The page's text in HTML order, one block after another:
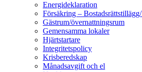
Energideklaration
Försäkring –
Gästrum/övernattningsrum
Gemensamma lokaler
Hjärtstartare
Integritetspolicy
Krisberedskap
Månadsavgift och el